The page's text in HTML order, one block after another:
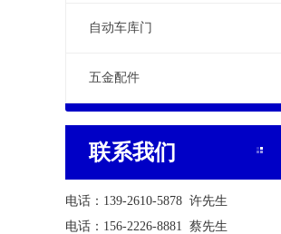
自动车库门
五金配件
联系我们
电话：139-2610-5878 许先生
电话：156-2226-8881 蔡先生